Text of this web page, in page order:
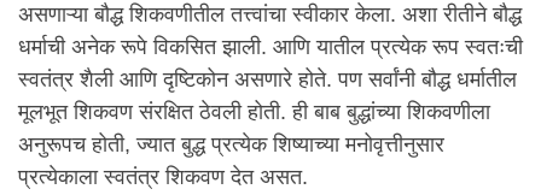
असणाऱ्या बौद्ध शिकवणीतील तत्त्वांचा स्वीकार केला. अशा रीतीने बौद्ध
धर्माची अनेक रूपे विकसित झाली. आणि यातील प्रत्येक रूप स्वतःची
स्वतंत्र शैली आणि दृष्टिकोन असणारे होते. पण सर्वांनी बौद्ध धर्मातील
मूलभूत शिकवण संरक्षित ठेवली होती. ही बाब बुद्धांच्या शिकवणीला
अनुरूपच होती, ज्यात बुद्ध प्रत्येक शिष्याच्या मनोवृत्तीनुसार
प्रत्येकाला स्वतंत्र शिकवण देत असत.